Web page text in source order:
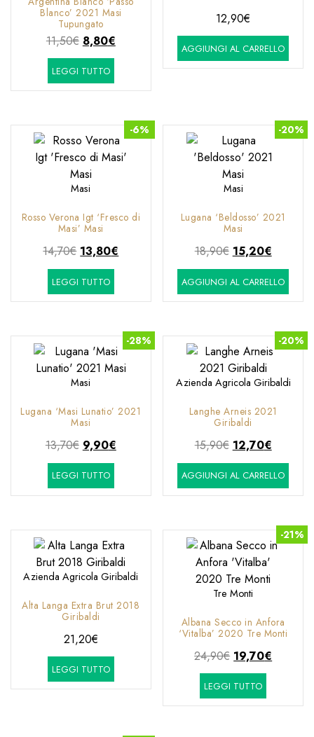
Blanco’ 2021 Masi
Tupungato
11,50€ Il
prezzo
originale
era:
8,80€Il
è:
LEGGI TUTTO
12,90€
AGGIUNGI AL CARRELLO
-6%
Masi
Rosso Verona Igt ‘Fresco di
Masi’ Masi
14,70€ Il
prezzo
originale
era:
13,80€
è:
LEGGI TUTTO
-20%
Masi
Lugana ‘Beldosso’ 2021
Masi
18,90€ Il
prezzo
originale
era:
15,20€Il
prezzo
attuale
è:
AGGIUNGI AL CARRELLO
-28%
Masi
Lugana ‘Masi Lunatio’ 2021
Masi
13,70€ Il
prezzo
originale
era:
9,90€Il
è:
LEGGI TUTTO
-20%
Azienda Agricola Giribaldi
Langhe Arneis 2021
Giribaldi
15,90€ Il
prezzo
originale
era:
12,70€Il
prezzo
attuale
è:
AGGIUNGI AL CARRELLO
Azienda Agricola Giribaldi
Alta Langa Extra Brut 2018
Giribaldi
21,20€
LEGGI TUTTO
-21%
Tre Monti
Albana Secco in Anfora
‘Vitalba’ 2020 Tre Monti
24,90€ Il
prezzo
originale
era:
19,70€
è:
LEGGI TUTTO